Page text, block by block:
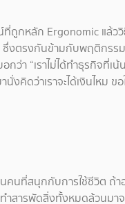
ถูกหลัก Ergonomic แล้ว
น ซึ่งตรงกันข้ามกับพฤติก
า “เราไม่ได้ทำธุรกิจที่เ
คิดว่าเราจะได้เงินไหม ข
คนที่สนุกกับการใช้ชีวิต ถ้า
ำสารพัดสิ่งทั้งหมดล้วนมา